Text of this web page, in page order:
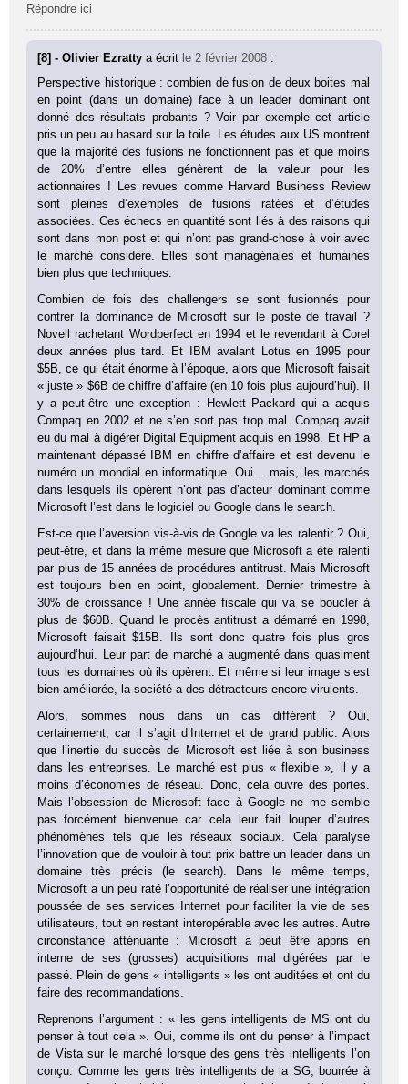
Répondre ici
[8] - Olivier Ezrattya écrit le 2 février 2008 :
Perspective historique : combien de fusion de deux boites mal
en point (dans un domaine) face à un leader dominant ont
donné des résultats probants ? Voir par exemple cet article
pris un peu au hasard sur la toile. Les études aux US montrent
que la majorité des fusions ne fonctionnent pas et que moins
de 20% d’entre elles génèrent de la valeur pour les
actionnaires ! Les revues comme Harvard Business Review
sont pleines d’exemples de fusions ratées et d’études
associées. Ces échecs en quantité sont liés à des raisons qui
sont dans mon post et qui n’ont pas grand-chose à voir avec
le marché considéré. Elles sont managériales et humaines
bien plus que techniques.
Combien de fois des challengers se sont fusionnés pour
contrer la dominance de Microsoft sur le poste de travail ?
Novell rachetant Wordperfect en 1994 et le revendant à Corel
deux années plus tard. Et IBM avalant Lotus en 1995 pour
$5B, ce qui était énorme à l’époque, alors que Microsoft faisait
« juste » $6B de chiffre d’affaire (en 10 fois plus aujourd’hui). Il
y a peut-être une exception : Hewlett Packard qui a acquis
Compaq en 2002 et ne s’en sort pas trop mal. Compaq avait
eu du mal à digérer Digital Equipment acquis en 1998. Et HP a
maintenant dépassé IBM en chiffre d’affaire et est devenu le
numéro un mondial en informatique. Oui… mais, les marchés
dans lesquels ils opèrent n’ont pas d’acteur dominant comme
Microsoft l’est dans le logiciel ou Google dans le search.
Est-ce que l’aversion vis-à-vis de Google va les ralentir ? Oui,
peut-être, et dans la même mesure que Microsoft a été ralenti
par plus de 15 années de procédures antitrust. Mais Microsoft
est toujours bien en point, globalement. Dernier trimestre à
30% de croissance ! Une année fiscale qui va se boucler à
plus de $60B. Quand le procès antitrust a démarré en 1998,
Microsoft faisait $15B. Ils sont donc quatre fois plus gros
aujourd’hui. Leur part de marché a augmenté dans quasiment
tous les domaines où ils opèrent. Et même si leur image s’est
bien améliorée, la société a des détracteurs encore virulents.
Alors, sommes nous dans un cas différent ? Oui,
certainement, car il s’agit d’Internet et de grand public. Alors
que l’inertie du succès de Microsoft est liée à son business
dans les entreprises. Le marché est plus « flexible », il y a
moins d’économies de réseau. Donc, cela ouvre des portes.
Mais l’obsession de Microsoft face à Google ne me semble
pas forcément bienvenue car cela leur fait louper d’autres
phénomènes tels que les réseaux sociaux. Cela paralyse
l’innovation que de vouloir à tout prix battre un leader dans un
domaine très précis (le search). Dans le même temps,
Microsoft a un peu raté l’opportunité de réaliser une intégration
poussée de ses services Internet pour faciliter la vie de ses
utilisateurs, tout en restant interopérable avec les autres. Autre
circonstance atténuante : Microsoft a peut être appris en
interne de ses (grosses) acquisitions mal digérées par le
passé. Plein de gens « intelligents » les ont auditées et ont du
faire des recommandations.
Reprenons l’argument : « les gens intelligents de MS ont du
penser à tout cela ». Oui, comme ils ont du penser à l’impact
de Vista sur le marché lorsque des gens très intelligents l’on
conçu. Comme les gens très intelligents de la SG, bourrée à